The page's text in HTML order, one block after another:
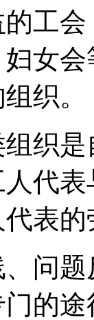
工
女
织。
是
代
表
题
的